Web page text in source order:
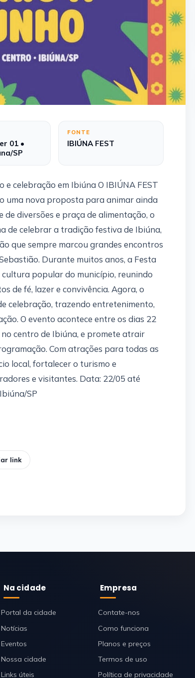
01 •
SP
FONTE
IBIÚNA FEST
celebração em Ibiúna O IBIÚNA FEST
uma nova proposta para animar ainda
de diversões e praça de alimentação, o
de celebrar a tradição festiva de Ibiúna,
que sempre marcou grandes encontros
Durante muitos anos, a Festa
popular do município, reunindo
de fé, lazer e convivência. Agora, o
celebração, trazendo entretenimento,
O evento acontece entre os dias 22
no centro de Ibiúna, e promete atrair
Com atrações para todas as
local, fortalecer o turismo e
e visitantes. Data: 22/05 até
SP
link
Na cidade
Portal da cidade
Notícias
Eventos
Nossa cidade
Links úteis
Empresa
Contate-nos
Como funciona
Planos e preços
Termos de uso
Política de privacidade